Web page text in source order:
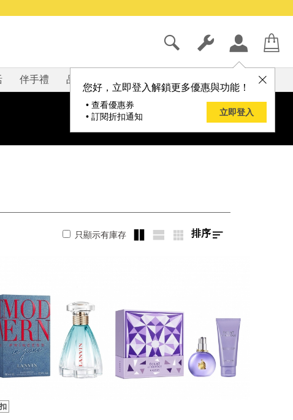
您好，立即登入解鎖更多優惠與功能！
• 查看優惠券
• 訂閱折扣通知
立即登入
伴手禮 品牌
只顯示有庫存 排序